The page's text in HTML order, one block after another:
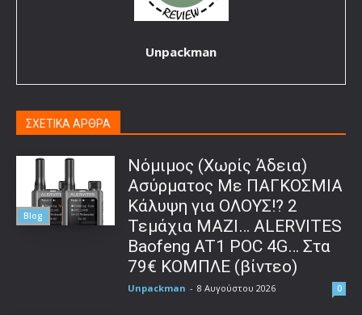
Unpackman
ΣΧΕΤΙΚΑ ΑΡΘΡΑ
Blog
Νόμιμος (Χωρίς Άδεια)
Ασύρματος Με ΠΑΓΚΟΣΜΙΑ
Κάλυψη για ΟΛΟΥΣ!? 2
Τεμάχια ΜΑΖΙ… ALERVITES
Baofeng AT1 POC 4G… Στα
79€ ΚΟΜΠΛΕ (βίντεο)
Unpackman - 8 Αυγούστου 2026 0